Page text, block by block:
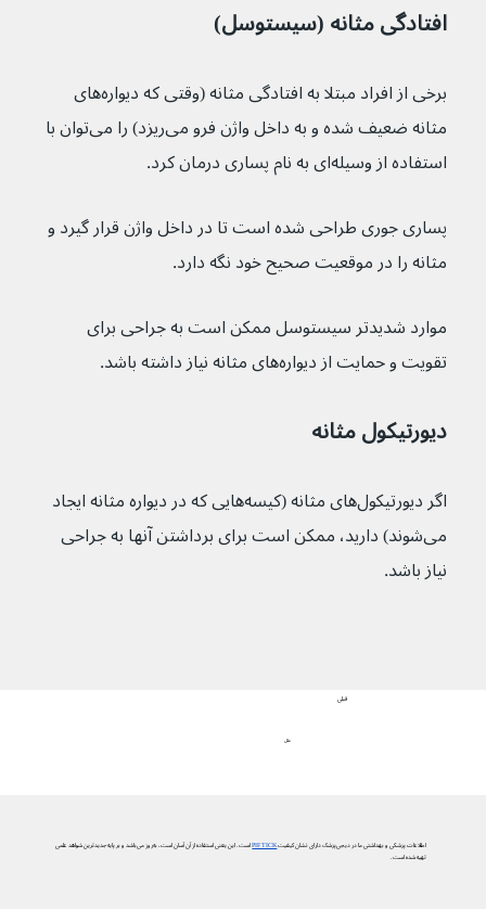
افتادگی مثانه (سیستوسل)
برخی از افراد مبتلا به افتادگی مثانه (وقتی که دیواره‌های
مثانه ضعیف شده و به داخل واژن فرو می‌ریزد) را می‌توان با
استفاده از وسیله‌ای به نام پساری درمان کرد.
پساری جوری طراحی شده است تا در داخل واژن قرار گیرد و
مثانه را در موقعیت صحیح خود نگه دارد.
موارد شدیدتر سیستوسل ممکن است به جراحی برای
تقویت و حمایت از دیواره‌های مثانه نیاز داشته باشد.
دیورتیکول مثانه
اگر دیورتیکول‌های مثانه (کیسه‌هایی که در دیواره مثانه ایجاد
می‌شوند) دارید، ممکن است برای برداشتن آنها به جراحی
نیاز باشد.
علل
قبلی
اطلاعات پزشکی و بهداشتی ما در دیجی‌پزشک دارای نشان کیفیتPIF TICKاست. این یعنی استفاده از آن آسان است، به‌روز می‌باشد و بر پایه جدیدترین شواهد علمی
تهیه شده است.